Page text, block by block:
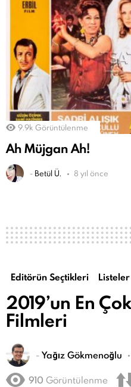
9.9k Görüntülenme
Ah Müjgan Ah!
- Betül Ü. 8 yıl önce
Editörün Seçtikleri Listeler
2019’un En
Filmleri
- Yağız Gökmenoğlu
910 Görüntülenme